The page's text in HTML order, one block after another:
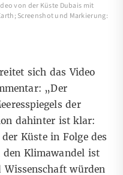
von der Küste Dubais mit
Screenshot und Markierung:
sich das Video
„Der
der
dahinter ist klar:
Küste in Folge des
den Klimawandel ist
würden